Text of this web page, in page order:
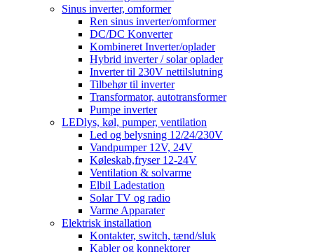
Sinus inverter, omformer
Ren sinus inverter/omformer
DC/DC Konverter
Kombineret Inverter/oplader
Hybrid inverter / solar oplader
Inverter til 230V nettilslutning
Tilbehør til inverter
Transformator, autotransformer
Pumpe inverter
LEDlys, køl, pumper, ventilation
Led og belysning 12/24/230V
Vandpumper 12V, 24V
Køleskab,fryser 12-24V
Ventilation & solvarme
Elbil Ladestation
Solar TV og radio
Varme Apparater
Elektrisk installation
Kontakter, switch, tænd/sluk
Kabler og konnektorer